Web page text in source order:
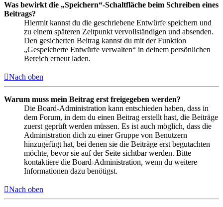
Was bewirkt die „Speichern“-Schaltfläche beim Schreiben eines
Beitrags?
Hiermit kannst du die geschriebene Entwürfe speichern und
zu einem späteren Zeitpunkt vervollständigen und absenden.
Den gesicherten Beitrag kannst du mit der Funktion
„Gespeicherte Entwürfe verwalten“ in deinem persönlichen
Bereich erneut laden.
Nach oben
Warum muss mein Beitrag erst freigegeben werden?
Die Board-Administration kann entschieden haben, dass in
dem Forum, in dem du einen Beitrag erstellt hast, die Beiträge
zuerst geprüft werden müssen. Es ist auch möglich, dass die
Administration dich zu einer Gruppe von Benutzern
hinzugefügt hat, bei denen sie die Beiträge erst begutachten
möchte, bevor sie auf der Seite sichtbar werden. Bitte
kontaktiere die Board-Administration, wenn du weitere
Informationen dazu benötigst.
Nach oben